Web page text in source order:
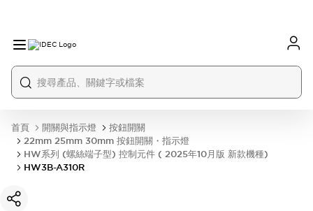
首頁 開關與指示燈
按鈕開關
22mm 25mm 30mm 按鈕開關・指示燈
HW系列 (螺絲端子型) 控制元件 ( 2025年10月版 新款機種)
HW3B-A310R